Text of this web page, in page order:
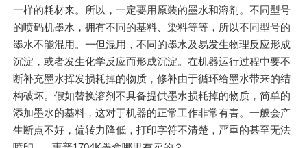
一样的耗材来。所以，一定要用原装的墨水和溶剂。不同型号
的喷码机墨水，拥有不同的基料、染料等等，所以不同型号的
墨水不能混用。一但混用，不同的墨水及易发生物理反应形成
沉淀，或者发生化学反应而形成沉淀。在机器运行过程中要不
断补充墨水挥发损耗掉的物质，修补由于循环给墨水带来的结
构破坏。假如替换溶剂不具备提供墨水损耗掉的物质，简单的
添加墨水的基料，这对于机器的正常工作非常有害。一般会产
生断点不好，偏转力降低，打印字符不清楚，严重的甚至无法